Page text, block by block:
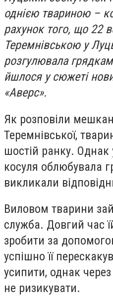
однією твариною –
рахунок того, що 22
Теремнівською у
розгулювала
йшлося у сюжеті
«Аверс».
Як розповіли
Теремнівської,
шостій ранку. Однак
косуля облюбувала
викликали
Виловом тварини
служба. Довгий час
зробити за
успішно її
усипити, однак
не ризикувати.